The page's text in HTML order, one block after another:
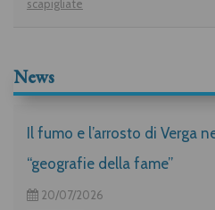
scapigliate
News
Il fumo e l’arrosto di Verga
“geografie della fame”
20/07/2026